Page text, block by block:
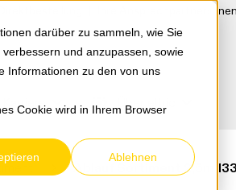
darüber zu sammeln, wie Sie
und anzupassen, sowie
Informationen zu den von uns
Cookie wird in Ihrem Browser
Ablehnen
Ihre Ansprechpartner:innen
Karriere Über eltric
Ablauf Sortiment 2,5m